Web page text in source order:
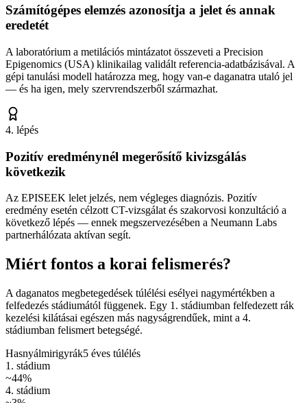
Számítógépes elemzés azonosítja a jelet és annak
eredetét
A laboratórium a metilációs mintázatot összeveti a Precision
Epigenomics (USA) klinikailag validált referencia-adatbázisával. A
gépi tanulási modell határozza meg, hogy van-e daganatra utaló jel
— és ha igen, mely szervrendszerből származhat.
4. lépés
Pozitív eredménynél megerősítő kivizsgálás
következik
Az EPISEEK lelet jelzés, nem végleges diagnózis. Pozitív
eredmény esetén célzott CT-vizsgálat és szakorvosi konzultáció a
következő lépés — ennek megszervezésében a Neumann Labs
partnerhálózata aktívan segít.
Miért fontos a korai felismerés?
A daganatos megbetegedések túlélési esélyei nagymértékben a
felfedezés stádiumától függenek. Egy 1. stádiumban felfedezett rák
kezelési kilátásai egészen más nagyságrendűek, mint a 4.
stádiumban felismert betegségé.
Hasnyálmirigyrák5 éves túlélés
1. stádium
~44%
4. stádium